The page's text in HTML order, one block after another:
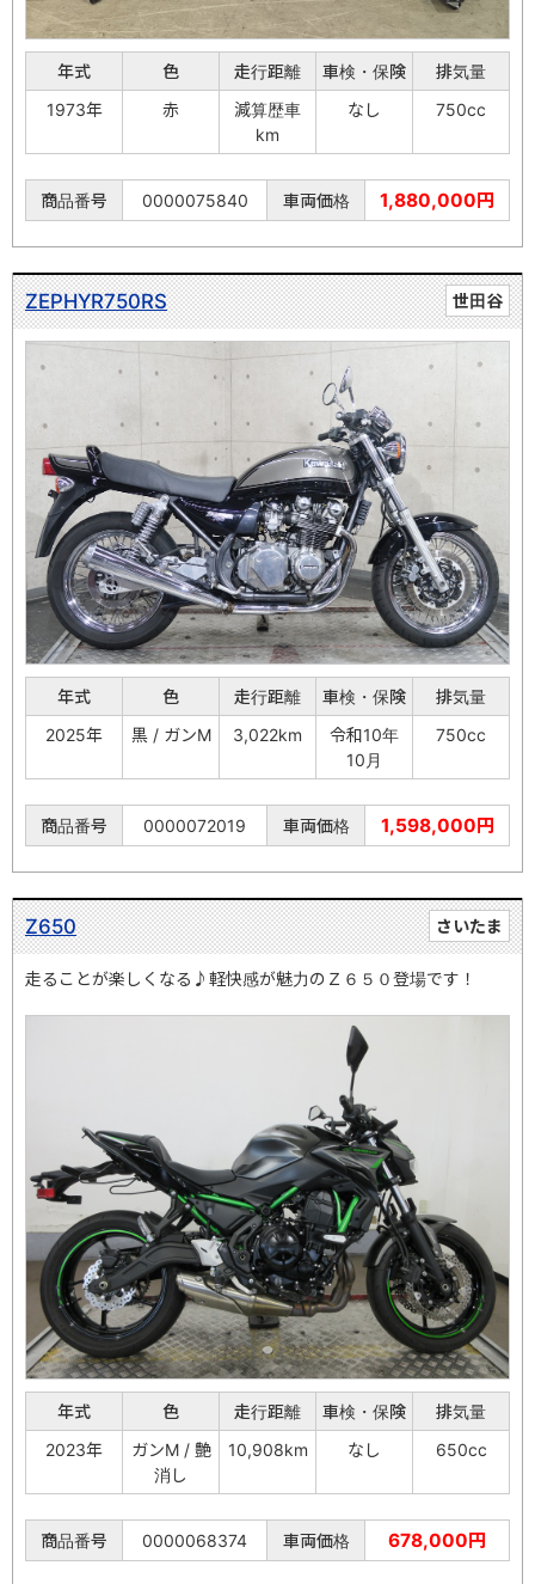
年式 色 走行距離 車検・保険
排気量
1973年
赤
減算歴車
km
なし 750cc
商品番号 0000075840 車両価格 1,880,000円
世田谷
ZEPHYR750RS
年式 色 走行距離 車検・保険
排気量
2025年
黒 / ガンM 3,022km
令和10年
10月
750cc
商品番号 0000072019 車両価格 1,598,000円
さいたま
Z650
走ることが楽しくなる♪軽快感が魅力のＺ６５０登場です！
年式 色 走行距離 車検・保険
排気量
2023年
ガンM / 艶
消し
10,908km なし 650cc
商品番号 0000068374 車両価格 678,000円